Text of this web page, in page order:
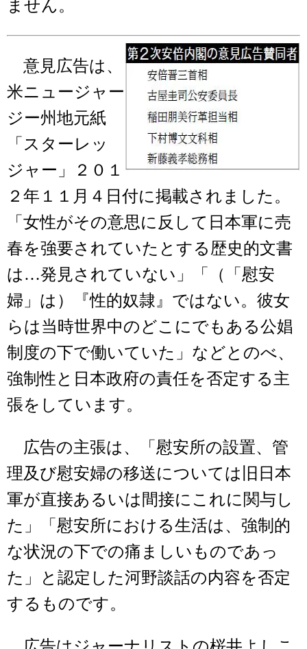
ません。
意見広告は、
米ニュージャー
ジー州地元紙
「スターレッ
ジャー」２０１
２年１１月４日付に掲載されました。
「女性がその意思に反して日本軍に売
春を強要されていたとする歴史的文書
は…発見されていない」「（「慰安
婦」は）『性的奴隷』ではない。彼女
らは当時世界中のどこにでもある公娼
制度の下で働いていた」などとのべ、
強制性と日本政府の責任を否定する主
張をしています。
広告の主張は、「慰安所の設置、管
理及び慰安婦の移送については旧日本
軍が直接あるいは間接にこれに関与し
た」「慰安所における生活は、強制的
な状況の下での痛ましいものであっ
た」と認定した河野談話の内容を否定
するものです。